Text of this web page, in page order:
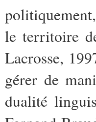
le territoire
Lacrosse,
gérer de
dualité